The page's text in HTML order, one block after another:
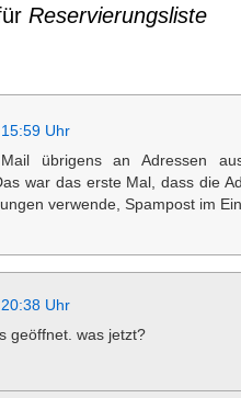
Reservierungsliste
Uhr
übrigens an Adressen
war das erste Mal, dass die
verwende, Spampost im
Uhr
geöffnet. was jetzt?